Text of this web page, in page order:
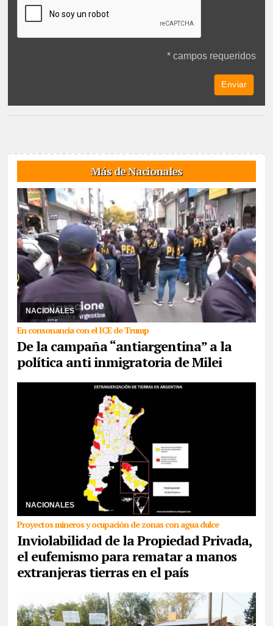
* campos requeridos
Más de Nacionales
NACIONALES
En consonancia con el ICE de Trump
De la campaña “antiargentina” a la
política anti inmigratoria de Milei
30/07/2026
Mediante un DNU, el gobierno libertario prohibió el
ingreso al país o la expulsión a quienes inciten o dirijan mensajes
de odio, discriminación o vio ...
NACIONALES
Proyectos mineros y ocupación de zonas con agua dulce
Inviolabilidad de la Propiedad Privada,
el eufemismo para rematar a manos
extranjeras tierras en el país
El proyecto del oficialismo busca derogar la ley actual
de Tierras Rurales que pone como tope la venta del 15% de suelo
argentino. Desde el Observato ...